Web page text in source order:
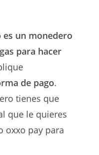
es un monedero
para hacer
de pago.
tienes que
que le quieres
oxxo pay para